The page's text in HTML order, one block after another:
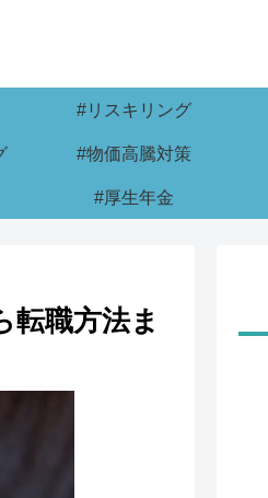
#リスキリング
#物価高騰対策
#厚生年金
転職方法ま